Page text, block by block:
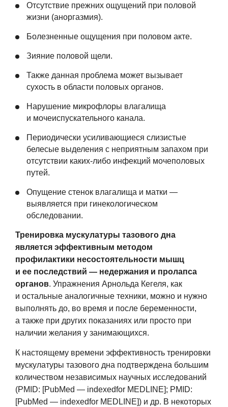
Отсутствие прежних ощущений при половой
жизни (аноргазмия).
Болезненные ощущения при половом акте.
Зияние половой щели.
Также данная проблема может вызывает
сухость в области половых органов.
Нарушение микрофлоры влагалища
и мочеиспускательного канала.
Периодически усиливающиеся слизистые
белесые выделения с неприятным запахом при
отсутствии каких-либо инфекций мочеполовых
путей.
Опущение стенок влагалища и матки —
выявляется при гинекологическом
обследовании.
Тренировка мускулатуры тазового дна
является эффективным методом
профилактики несостоятельности мышц
и ее последствий — недержания и пролапса
органов. Упражнения Арнольда Кегеля, как
и остальные аналогичные техники, можно и нужно
выполнять до, во время и после беременности,
а также при других показаниях или просто при
наличии желания у занимающихся.
К настоящему времени эффективность тренировки
мускулатуры тазового дна подтверждена большим
количеством независимых научных исследований
(PMID: [PubMed — indexedfor MEDLINE]; PMID:
[PubMed — indexedfor MEDLINE]) и др. В некоторых